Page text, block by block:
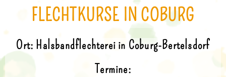
FLECHTKURSE IN COBURG
Ort: Halsbandflechterei in Coburg-Bertelsdorf
Termine: